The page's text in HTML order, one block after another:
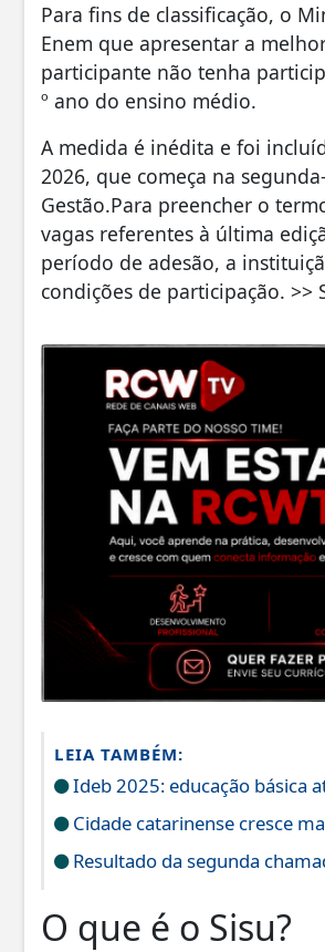
Para fins de classificação, o
Enem que apresentar a
participante não tenha
º ano do ensino médio.
A medida é inédita e foi
2026, que começa na
Gestão.Para preencher o
vagas referentes à última
período de adesão, a
condições de participação. >>
LEIA TAMBÉM:
Ideb 2025: educação básica
Cidade catarinense cresce
Resultado da segunda
O que é o Sisu?